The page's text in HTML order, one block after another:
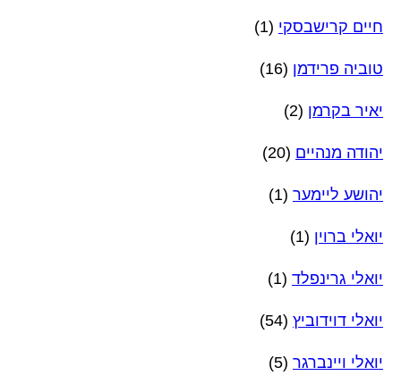
חיים קרישבסקי (1)
טוביה פרידמן (16)
יאיר בקרמן (2)
יהודה מנהיים (20)
יהושע ליימער (1)
יואלי ברוין (1)
יואלי גרינפלד (1)
יואלי דוידוביץ (54)
יואלי ויינברגר (5)